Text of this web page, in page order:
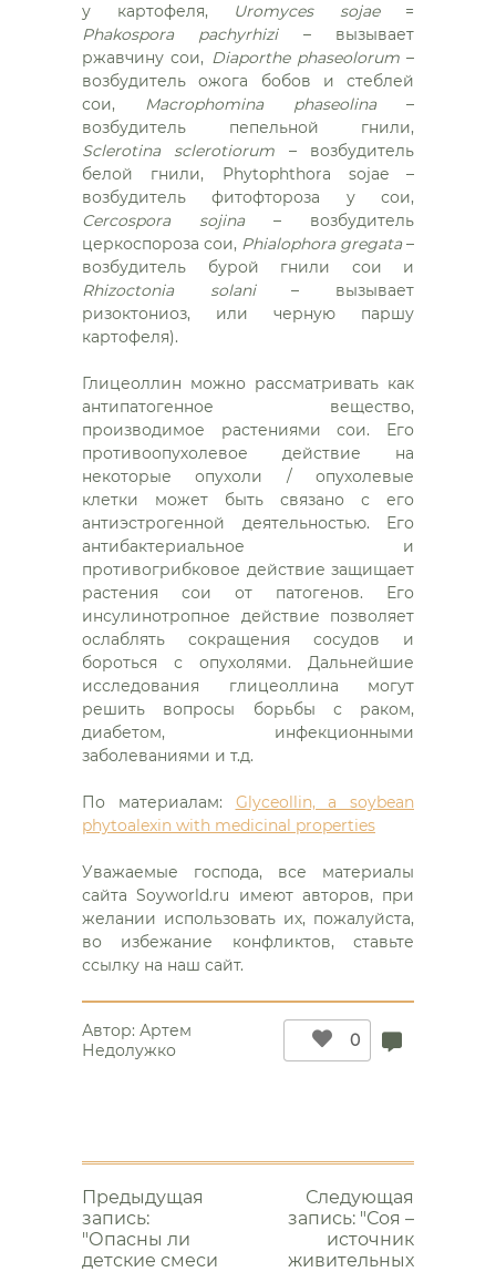
у картофеля,
Uromyces sojae=
Phakospora pachyrhizi– вызывает
ржавчину сои, Diaporthe phaseolorum–
возбудитель ожога бобов и стеблей
сои, Macrophomina phaseolina–
возбудитель пепельной гнили,
Sclerotina sclerotiorum – возбудитель
белой гнили, Phytophthora sojae –
возбудитель фитофтороза у сои,
Cercospora sojina– возбудитель
церкоспороза сои, Phialophora gregata–
возбудитель бурой гнили сои и
Rhizoctonia solani– вызывает
ризоктониоз, или черную паршу
картофеля).
Глицеоллин можно рассматривать как
антипатогенное вещество,
производимое растениями сои. Его
противоопухолевое действие на
некоторые опухоли / опухолевые
клетки может быть связано с его
антиэстрогенной деятельностью. Его
антибактериальное и
противогрибковое действие защищает
растения сои от патогенов. Его
инсулинотропное действие позволяет
ослаблять сокращения сосудов и
бороться с опухолями. Дальнейшие
исследования глицеоллина могут
решить вопросы борьбы с раком,
диабетом, инфекционными
заболеваниями и т.д.
По материалам: Glyceollin, a soybean
phytoalexin with medicinal properties
Уважаемые господа, все материалы
сайта Soyworld.ru имеют авторов, при
желании использовать их, пожалуйста,
во избежание конфликтов, ставьте
ссылку на наш сайт.
Автор: Артем
Недолужко
0
почитать
Следующая
запись: "Соя –
источник
живительных
Предыдущая
запись:
"Опасны ли
детские смеси